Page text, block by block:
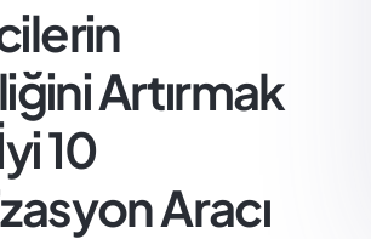
Artırmak
10
Aracı